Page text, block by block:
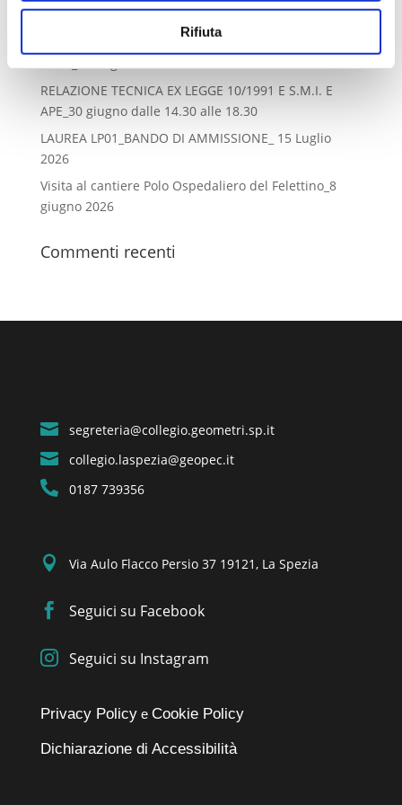
Rifiuta
diventano “tecnici” sul campo
Lo stato legittimo dell’immobile dopo il decreto “salva
RELAZIONE TECNICA EX LEGGE 10/1991 E S.M.I. E
APE_30 giugno dalle 14.30 alle 18.30
LAUREA LP01_BANDO DI AMMISSIONE_ 15 Luglio
2026
Visita al cantiere Polo Ospedaliero del Felettino_8
giugno 2026
Commenti recenti
 segreteria@collegio.geometri.sp.it
 collegio.laspezia@geopec.it
 0187 739356
 Via Aulo Flacco Persio 37 19121, La Spezia
 Seguici su Facebook
 Seguici su Instagram
Privacy Policye Cookie Policy
Dichiarazione di Accessibilità